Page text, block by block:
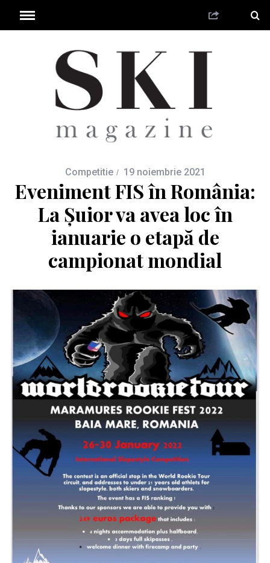
Competitie 19 noiembrie 2021
Eveniment FIS în România:
La Șuior va avea loc în
ianuarie o etapă de
campionat mondial